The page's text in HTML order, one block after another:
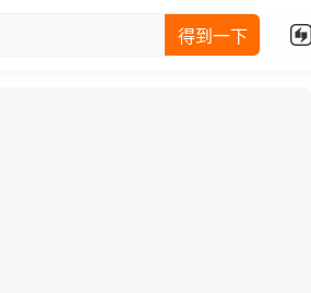
得到一下